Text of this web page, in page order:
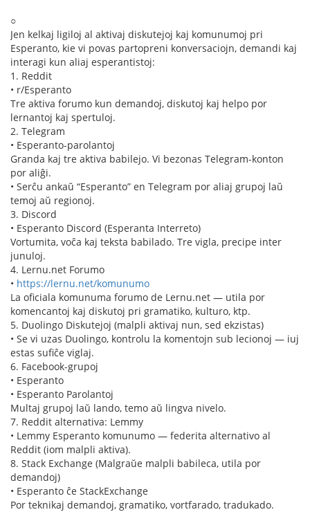
○
Jen kelkaj ligiloj al aktivaj diskutejoj kaj komunumoj pri
Esperanto, kie vi povas partopreni konversaciojn, demandi kaj
interagi kun aliaj esperantistoj:
1. Reddit
• r/Esperanto
Tre aktiva forumo kun demandoj, diskutoj kaj helpo por
lernantoj kaj spertuloj.
2. Telegram
• Esperanto-parolantoj
Granda kaj tre aktiva babilejo. Vi bezonas Telegram-konton
por aliĝi.
• Serĉu ankaŭ “Esperanto” en Telegram por aliaj grupoj laŭ
temoj aŭ regionoj.
3. Discord
• Esperanto Discord (Esperanta Interreto)
Vortumita, voĉa kaj teksta babilado. Tre vigla, precipe inter
junuloj.
4. Lernu.net Forumo
• https://lernu.net/komunumo
La oficiala komunuma forumo de Lernu.net — utila por
komencantoj kaj diskutoj pri gramatiko, kulturo, ktp.
5. Duolingo Diskutejoj (malpli aktivaj nun, sed ekzistas)
• Se vi uzas Duolingo, kontrolu la komentojn sub lecionoj — iuj
estas sufiĉe viglaj.
6. Facebook-grupoj
• Esperanto
• Esperanto Parolantoj
Multaj grupoj laŭ lando, temo aŭ lingva nivelo.
7. Reddit alternativa: Lemmy
• Lemmy Esperanto komunumo — federita alternativo al
Reddit (iom malpli aktiva).
8. Stack Exchange (Malgraŭe malpli babileca, utila por
demandoj)
• Esperanto ĉe StackExchange
Por teknikaj demandoj, gramatiko, vortfarado, tradukado.